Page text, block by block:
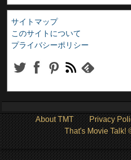
サイトマップ
このサイトについて
プライバシーポリシー
About TMT Privacy
That's Movie Talk!